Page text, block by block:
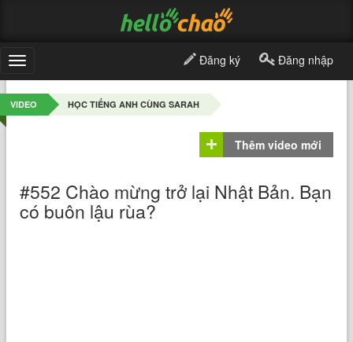
Toggle
navigation
Đăng ký Đăng nhập
VIDEO HỌC TIẾNG ANH CÙNG SARAH
Thêm video mới
#552 Chào mừng trở lại Nhật Bản. Bạn
có buôn lậu rùa?